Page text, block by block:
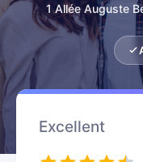
1 Allée Auguste
Excellent